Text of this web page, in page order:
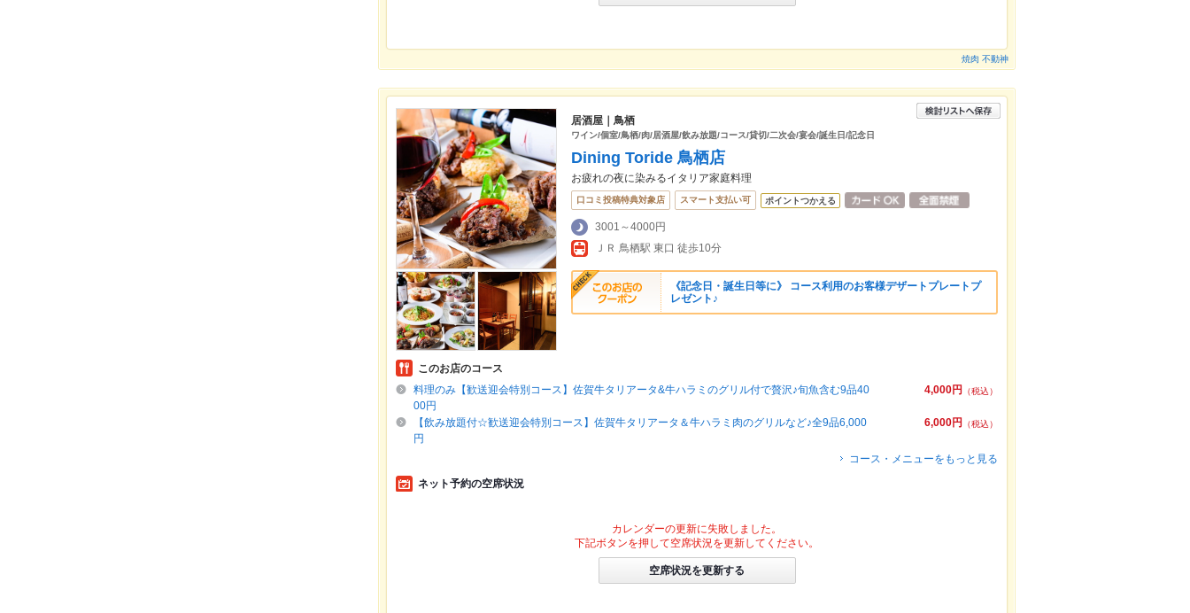
焼肉 不動神
居酒屋｜鳥栖
ワイン/個室/鳥栖/肉/居酒屋/飲み放題/コース/貸切/二次会/宴会/誕生日/記念日
Dining Toride 鳥栖店
お疲れの夜に染みるイタリア家庭料理
口コミ投稿特典対象店 スマート支払い可 ポイントつかえる
3001～4000円
ＪＲ 鳥栖駅 東口 徒歩10分
《記念日・誕生日等に》 コース利用のお客様デザートプレートプ
レゼント♪
このお店のコース
4,000円
（税込）
料理のみ【歓送迎会特別コース】佐賀牛タリアータ&牛ハラミのグリル付で贅沢♪旬魚含む9品40
00円
6,000円
（税込）
【飲み放題付☆歓送迎会特別コース】佐賀牛タリアータ＆牛ハラミ肉のグリルなど♪全9品6,000
円
コース・メニューをもっと見る
ネット予約の空席状況
カレンダーの更新に失敗しました。
下記ボタンを押して空席状況を更新してください。
空席状況を更新する